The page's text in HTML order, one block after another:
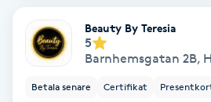
Hypnos
Beauty By Teresia
5
Barnhemsgatan 2B,
Betala senare Certifikat